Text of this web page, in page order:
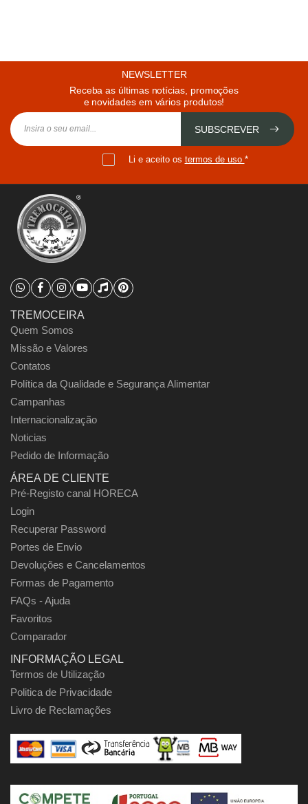
NEWSLETTER
Receba as últimas notícias, promoções
e novidades em vários produtos!
SUBSCREVER
Li e aceito os termos de uso *
TREMOCEIRA
Quem Somos
Missão e Valores
Contatos
Política da Qualidade e Segurança Alimentar
Campanhas
Internacionalização
Noticias
Pedido de Informação
ÁREA DE CLIENTE
Pré-Registo canal HORECA
Login
Recuperar Password
Portes de Envio
Devoluções e Cancelamentos
Formas de Pagamento
FAQs - Ajuda
Favoritos
Comparador
INFORMAÇÃO LEGAL
Termos de Utilização
Politica de Privacidade
Livro de Reclamações